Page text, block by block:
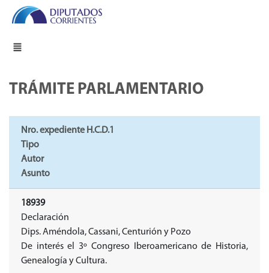
TRÁMITE PARLAMENTARIO
Nro. expediente H.C.D.1
Tipo
Autor
Asunto
18939
Declaración
Dips. Améndola, Cassani, Centurión y Pozo
De interés el 3º Congreso Iberoamericano de Historia,
Genealogía y Cultura.